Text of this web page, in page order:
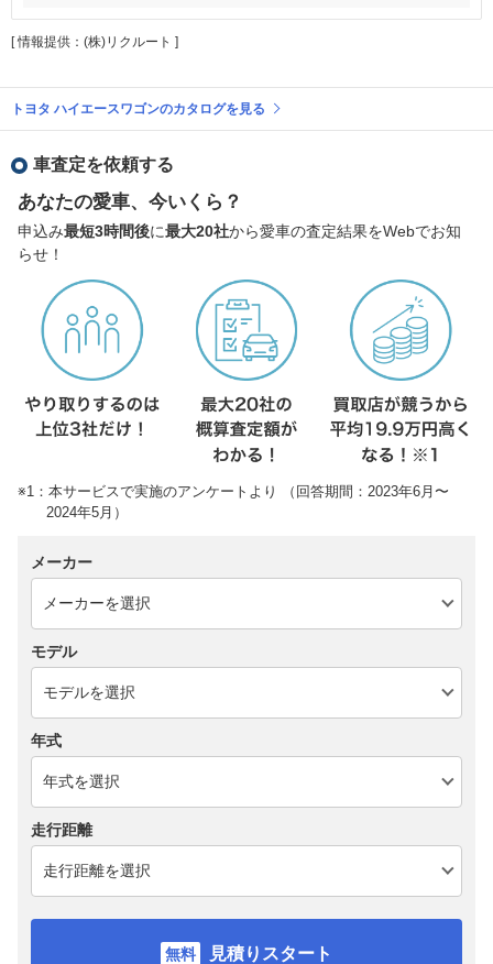
[ 情報提供：(株)リクルート ]
トヨタ ハイエースワゴンのカタログを見る
車査定を依頼する
あなたの愛車、今いくら？
申込み最短3時間後に最大20社から愛車の査定結果をWebでお知
らせ！
※1：本サービスで実施のアンケートより （回答期間：2023年6月〜
2024年5月）
メーカー
モデル
年式
走行距離
見積りスタート